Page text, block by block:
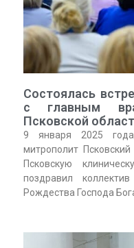
Состоялась
с главным
Псковской
9 января 2025
митрополит
Псковскую
поздравил
Рождества Господа